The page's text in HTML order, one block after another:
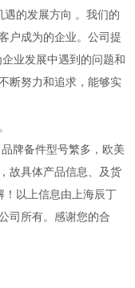
的发展方向 。我们的
户成为的企业。公司提
业发展中遇到的问题和
断努力和追求，能够实
牌备件型号繁多，欧美
故具体产品信息、及货
！以上信息由上海辰丁
司所有。感谢您的合